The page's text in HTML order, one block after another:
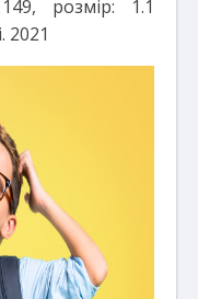
розмір: 1.1
2021